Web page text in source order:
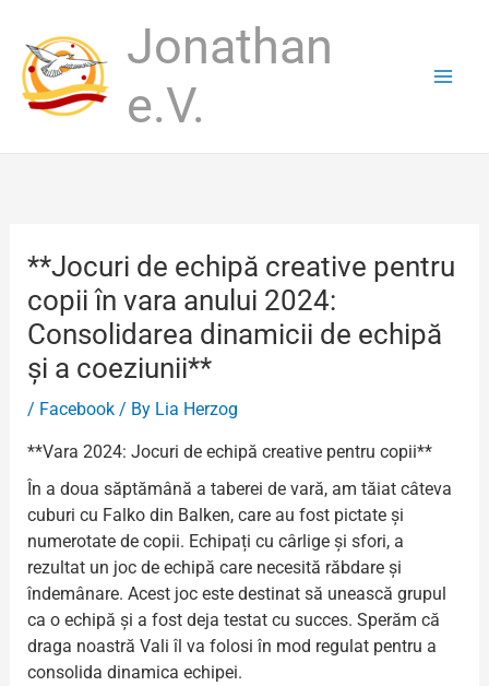
content
Jonathan
e.V.
**Jocuri de echipă creative pentru
copii în vara anului 2024:
Consolidarea dinamicii de echipă
și a coeziunii**
/ Facebook/ By Lia Herzog
**Vara 2024: Jocuri de echipă creative pentru copii**
În a doua săptămână a taberei de vară, am tăiat câteva
cuburi cu Falko din Balken, care au fost pictate și
numerotate de copii. Echipați cu cârlige și sfori, a
rezultat un joc de echipă care necesită răbdare și
îndemânare. Acest joc este destinat să unească grupul
ca o echipă și a fost deja testat cu succes. Sperăm că
draga noastră Vali îl va folosi în mod regulat pentru a
consolida dinamica echipei.